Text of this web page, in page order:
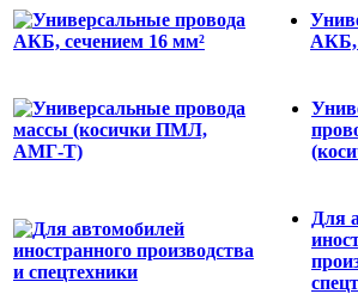
АКБ,
Для